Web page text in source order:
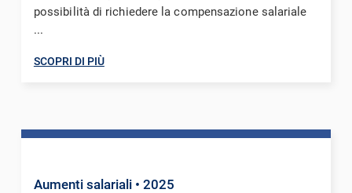
possibilità di richiedere la compensazione salariale
...
SCOPRI DI PIÙ
Aumenti salariali • 2025